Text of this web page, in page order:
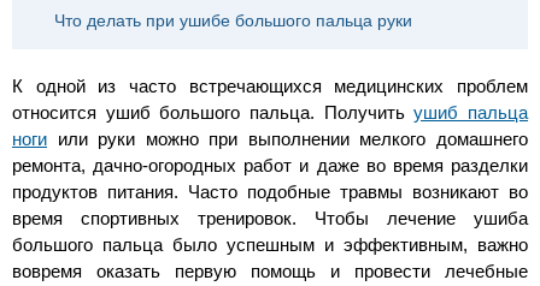
Что делать при ушибе большого пальца руки
К одной из часто встречающихся медицинских проблем
относится ушиб большого пальца. Получитьушиб пальца
ноги или руки можно при выполнении мелкого домашнего
ремонта, дачно-огородных работ и даже во время разделки
продуктов питания. Часто подобные травмы возникают во
время спортивных тренировок. Чтобы лечение ушиба
большого пальца было успешным и эффективным, важно
вовремя оказать первую помощь и провести лечебные